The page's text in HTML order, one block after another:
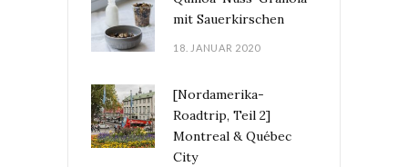
mit Sauerkirschen
18. JANUAR 2020
[Nordamerika-
Roadtrip, Teil 2]
Montreal & Québec
City